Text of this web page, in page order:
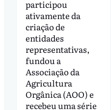
participou
ativamente da
criação de
entidades
representativas,
fundou a
Associação da
Agricultura
Orgânica (AOO) e
recebeu uma série